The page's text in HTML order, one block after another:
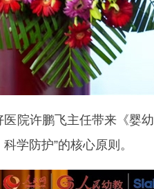
许鹏飞主任带来《婴幼
学防护”的核心原则。